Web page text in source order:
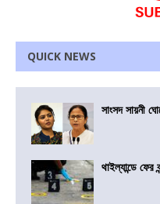
QUICK NEWS
সাংসদ সায়নী
থাইল্যান্ডে